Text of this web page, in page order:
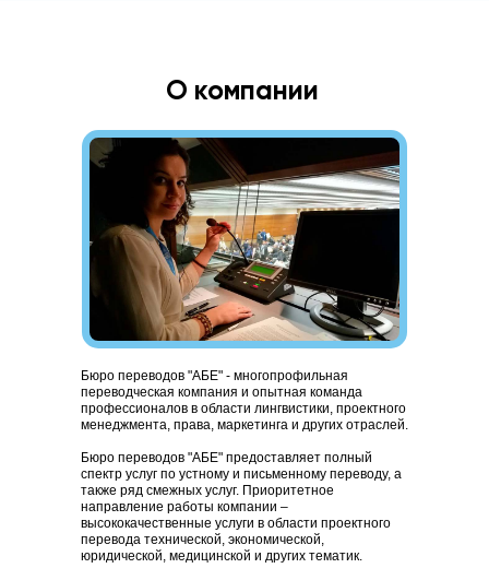
Бюро переводов "АБЕ" - многопрофильная
переводческая компания и опытная команда
профессионалов в области лингвистики, проектного
менеджмента, права, маркетинга и других отраслей.
Бюро переводов "АБЕ" предоставляет полный
спектр услуг по устному и письменному переводу, а
также ряд смежных услуг. Приоритетное
направление работы компании –
высококачественные услуги в области проектного
перевода технической, экономической,
юридической, медицинской и других тематик.
О компании